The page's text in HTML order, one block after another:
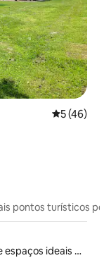
5 de uma
5 (46)
pontos turísticos
Aluguéis de espaços ideais para famílias